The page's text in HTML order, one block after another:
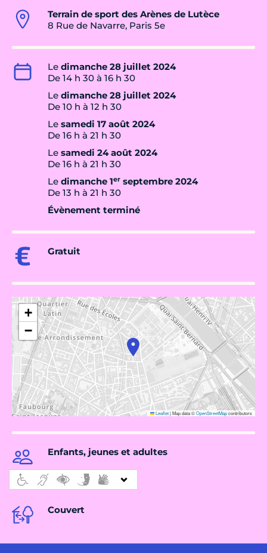
Terrain de sport des Arènes de Lutèce
8 Rue de Navarre, Paris 5e
Le dimanche 28 juillet 2024
De 14 h 30 à 16 h 30
Le dimanche 28 juillet 2024
De 10 h à 12 h 30
Le samedi 17 août 2024
De 16 h à 21 h 30
Le samedi 24 août 2024
De 16 h à 21 h 30
Le dimanche 1er septembre 2024
De 13 h à 21 h 30
Évènement terminé
Gratuit
+
−
Leaflet|Map data ©OpenStreetMapcontributors
Enfants, jeunes et adultes
Couvert